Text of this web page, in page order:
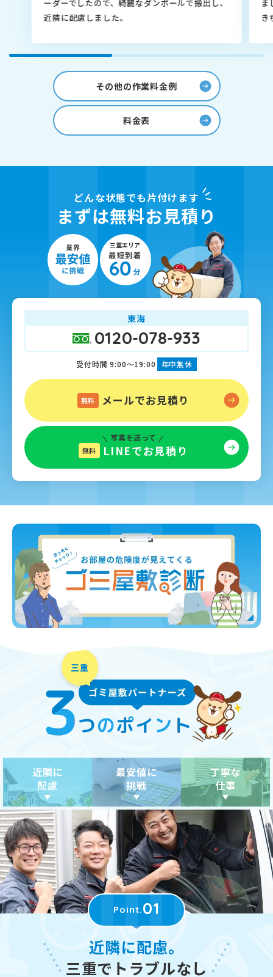
ーダーでしたので、綺麗なダンボールで搬出し、
近隣に配慮しました。
ま
き
その他の作業料金例
料金表
どんな状態でも片付けます
まずは無料お見積り
東海
0120-078-933
受付時間 9:00～19:00 年中無休
無料 メールでお見積り
写真を送って
無料 LINEでお見積り
近隣に
配慮
最安値に
挑戦
丁寧な
仕事
Point.01
近隣に配慮。
三重でトラブルなし